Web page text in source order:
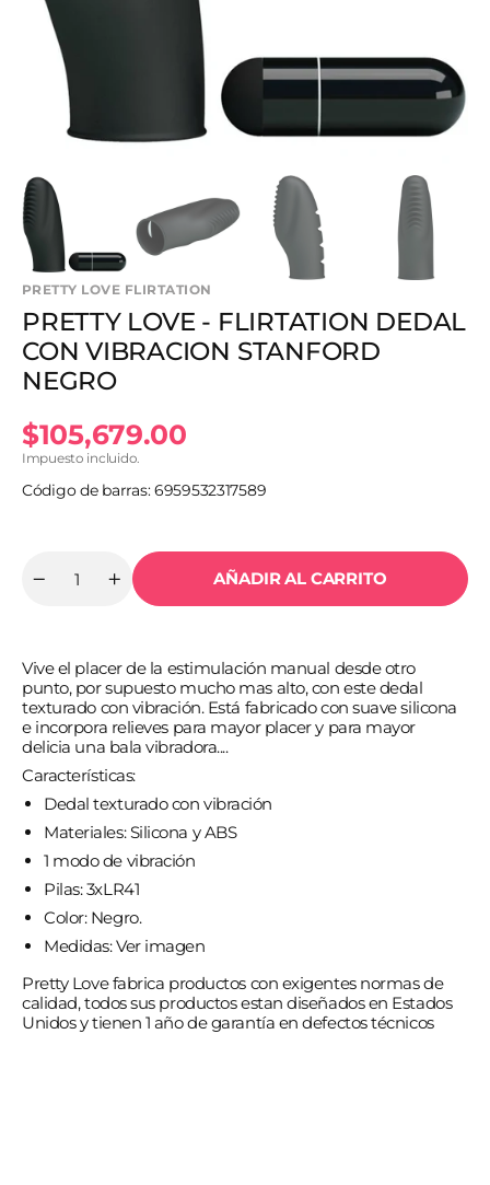
de
galería
PRETTY LOVE FLIRTATION
PRETTY LOVE - FLIRTATION DEDAL
CON VIBRACION STANFORD
NEGRO
Precio
habitual
$105,679.00
Impuesto incluido.
Código de barras: 6959532317589
Reducir
-
FLIRTATION
DEDAL
CON
VIBRACION
STANFORD
NEGRO
Cantidad
Aumentar
cantidad
-
FLIRTATION
DEDAL
CON
VIBRACION
STANFORD
AÑADIR AL CARRITO
Vive el placer de la estimulación manual desde otro
punto, por supuesto mucho mas alto, con este dedal
texturado con vibración. Está fabricado con suave silicona
e incorpora relieves para mayor placer y para mayor
delicia una bala vibradora....
Características:
Dedal texturado con vibración
Materiales: Silicona y ABS
1 modo de vibración
Pilas: 3xLR41
Color: Negro.
Medidas: Ver imagen
Pretty Love fabrica productos con exigentes normas de
calidad, todos sus productos estan diseñados en Estados
Unidos y tienen 1 año de garantía en defectos técnicos